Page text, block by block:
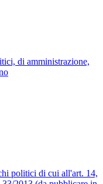
di amministrazione,
politici di cui all'art. 14,